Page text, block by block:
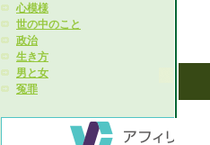
心模様
世の中のこと
政治
生き方
男と女
冤罪